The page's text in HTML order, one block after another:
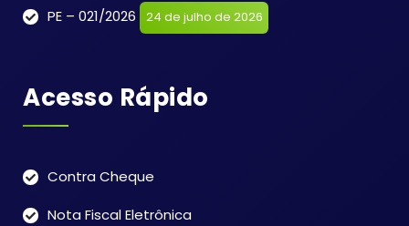
PE – 021/2026 24 de julho de 2026
Acesso Rápido
Contra Cheque
Nota Fiscal Eletrônica